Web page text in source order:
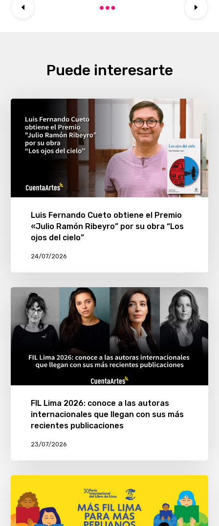
Puede interesarte
Luis Fernando Cueto obtiene el Premio
«Julio Ramón Ribeyro” por su obra “Los
ojos del cielo”
24/07/2026
FIL Lima 2026: conoce a las autoras
internacionales que llegan con sus más
recientes publicaciones
23/07/2026